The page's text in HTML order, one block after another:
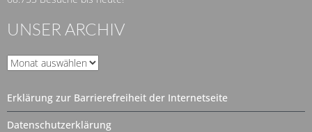
UNSER ARCHIV
Unser
Erklärung zur Barrierefreiheit der Internetseite
Datenschutzerklärung